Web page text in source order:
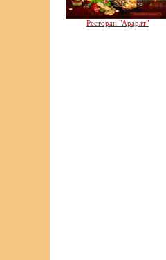
Ресторан "Арарат"